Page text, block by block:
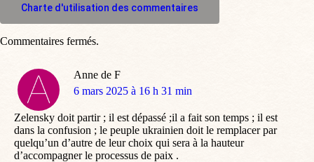
Charte d'utilisation des commentaires
Anne de F
dit
6 mars 2025 à 16 h 31 min
Zelensky doit partir ; il est dépassé ;il a fait son temps ; il est
dans la confusion ; le peuple ukrainien doit le remplacer par
quelqu’un d’autre de leur choix qui sera à la hauteur
d’accompagner le processus de paix .
Commentaires fermés.